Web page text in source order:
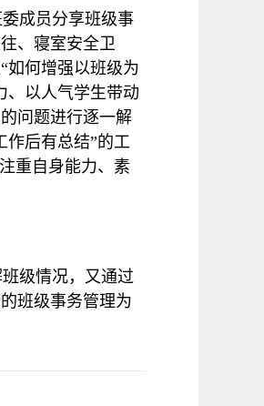
成员分享班级事
、寝室安全卫
如何增强以班级为
、以人气学生带动
问题进行逐一解
作后有总结”的工
重自身能力、素
级情况，又通过
班级事务管理为